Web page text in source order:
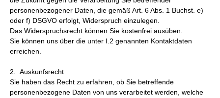
personenbezogener Daten, die gemäß Art. 6 Abs. 1 Buchst. e)
oder f) DSGVO erfolgt, Widerspruch einzulegen.
Das Widerspruchsrecht können Sie kostenfrei ausüben.
Sie können uns über die unter I.2 genannten Kontaktdaten
erreichen.
2. Auskunfsrecht
Sie haben das Recht zu erfahren, ob Sie betreffende
personenbezogene Daten von uns verarbeitet werden, welche